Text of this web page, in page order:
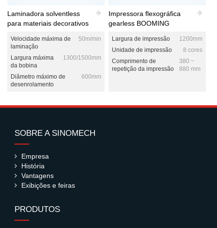
Laminadora solventless
para materiais decorativos
Velocidade máxima de
laminação
50m/min
Largura máxima
da bobina
1300/1500mm
Diâmetro máximo de
desenrolamento
600mm
Impressora flexográfica
gearless BOOMING
Largura de impressão
1200mm
Unidade de impressão
8 cores
Comprimento de
repetição da impressão
380 ~
880 mm
SOBRE A SINOMECH
Empresa
História
Vantagens
Exibições e feiras
PRODUTOS